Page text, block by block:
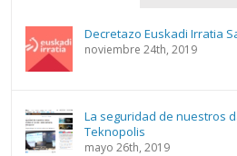
Decretazo Euskadi Irratia
noviembre 24th, 2019
La seguridad de nuestros
Teknopolis
mayo 26th, 2019